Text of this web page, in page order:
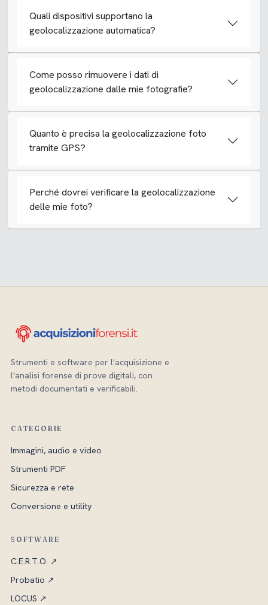
Quali dispositivi supportano la
geolocalizzazione automatica?
Come posso rimuovere i dati di
geolocalizzazione dalle mie fotografie?
Quanto è precisa la geolocalizzazione foto
tramite GPS?
Perché dovrei verificare la geolocalizzazione
delle mie foto?
Strumenti e software per l'acquisizione e
l'analisi forense di prove digitali, con
metodi documentati e verificabili.
CATEGORIE
Immagini, audio e video
Strumenti PDF
Sicurezza e rete
Conversione e utility
SOFTWARE
C.E.R.T.O. ↗
Probatio ↗
LOCUS ↗